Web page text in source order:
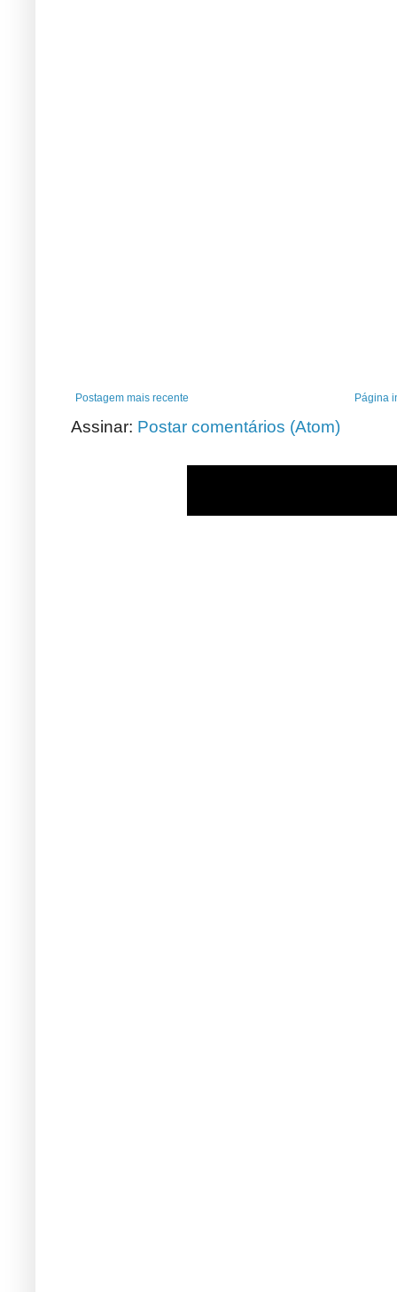
Postagem mais recente Página
Assinar: Postar comentários (Atom)